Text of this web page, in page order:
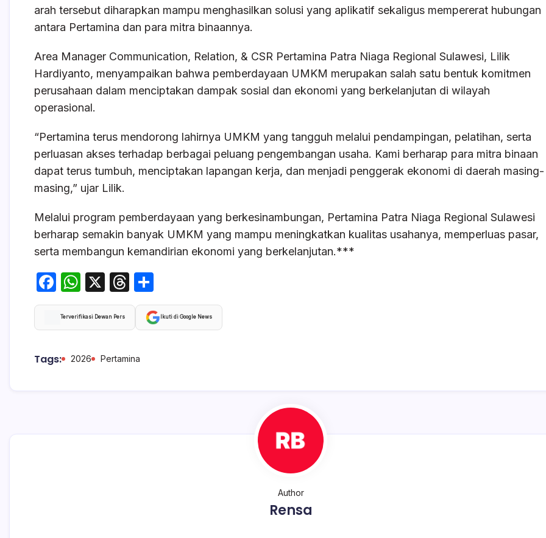
arah tersebut diharapkan mampu menghasilkan solusi yang aplikatif sekaligus mempererat hubungan
antara Pertamina dan para mitra binaannya.
Area Manager Communication, Relation, & CSR Pertamina Patra Niaga Regional Sulawesi, Lilik
Hardiyanto, menyampaikan bahwa pemberdayaan UMKM merupakan salah satu bentuk komitmen
perusahaan dalam menciptakan dampak sosial dan ekonomi yang berkelanjutan di wilayah
operasional.
“Pertamina terus mendorong lahirnya UMKM yang tangguh melalui pendampingan, pelatihan, serta
perluasan akses terhadap berbagai peluang pengembangan usaha. Kami berharap para mitra binaan
dapat terus tumbuh, menciptakan lapangan kerja, dan menjadi penggerak ekonomi di daerah masing-
masing,” ujar Lilik.
Melalui program pemberdayaan yang berkesinambungan, Pertamina Patra Niaga Regional Sulawesi
berharap semakin banyak UMKM yang mampu meningkatkan kualitas usahanya, memperluas pasar,
serta membangun kemandirian ekonomi yang berkelanjutan.***
F
a
c
b
W
h
at
A
X
T
hr
e
d
h
ar
Terverifikasi Dewan Pers Ikuti di Google News
Tags: 2026 Pertamina
Author
Rensa